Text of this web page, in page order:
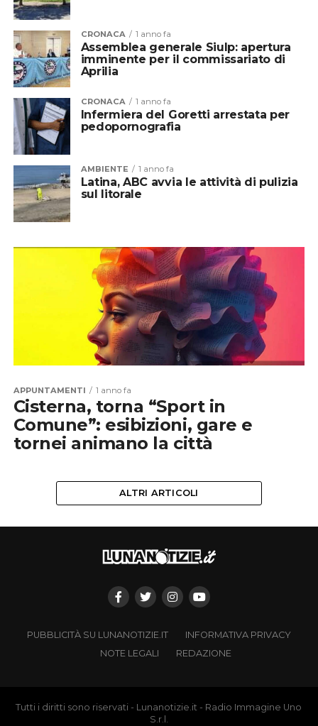
CRONACA 1 anno fa
Assemblea generale Siulp: apertura
imminente per il commissariato di
Aprilia
CRONACA 1 anno fa
Infermiera del Goretti arrestata per
pedopornografia
AMBIENTE 1 anno fa
Latina, ABC avvia le attività di pulizia
sul litorale
APPUNTAMENTI 1 anno fa
Cisterna, torna “Sport in
Comune”: esibizioni, gare e
tornei animano la città
ALTRI ARTICOLI
PUBBLICITÀ SU LUNANOTIZIE.IT
INFORMATIVA PRIVACY
NOTE LEGALI
REDAZIONE
Tutti i diritti sono riservati - Lunanotizie.it - Radio Immagine Uno
S.r.l.